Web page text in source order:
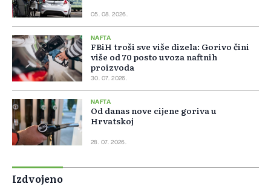
05. 08. 2026.
NAFTA
FBiH troši sve više dizela: Gorivo čini
više od 70 posto uvoza naftnih
proizvoda
30. 07. 2026.
NAFTA
Od danas nove cijene goriva u
Hrvatskoj
28. 07. 2026.
Izdvojeno